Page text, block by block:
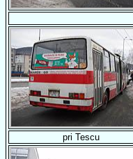
pri Tescu